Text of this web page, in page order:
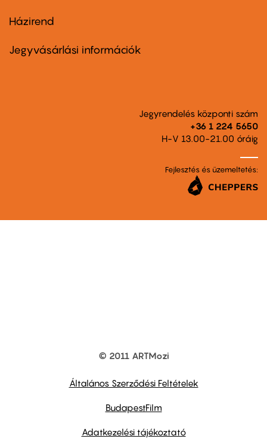
Footer
second
Házirend
Jegyvásárlási információk
Jegyrendelés központi szám
+36 1 224 5650
H-V 13.00-21.00 óráig
Fejlesztés és üzemeltetés:
© 2011 ARTMozi
Általános Szerződési Feltételek
BudapestFilm
Adatkezelési tájékoztató